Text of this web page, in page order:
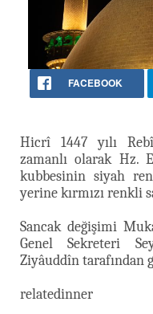
FACEBOOK
Hicrî 1447 yılı
zamanlı olarak Hz.
kubbesinin siyah
yerine kırmızı renkli
Sancak değişimi
Genel Sekreteri
Ziyâuddîn tarafından
relatedinner